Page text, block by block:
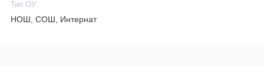
Тип ОУ
НОШ, СОШ, Интернат